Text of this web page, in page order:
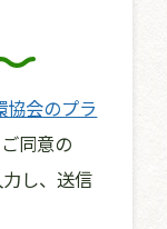
協会のプラ
同意の
し、送信